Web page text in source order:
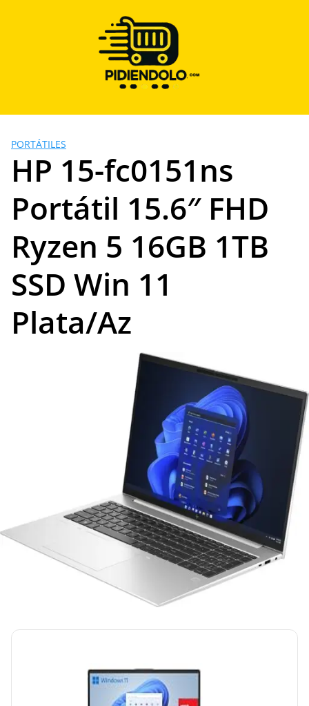
PORTÁTILES
HP 15-fc0151ns
Portátil 15.6″ FHD
Ryzen 5 16GB 1TB
SSD Win 11
Plata/Az